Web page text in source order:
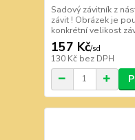
Sadový závitník z
závit ! Obrázek je
konkrétní velikost
157 Kč/sd
130 Kč bez DPH